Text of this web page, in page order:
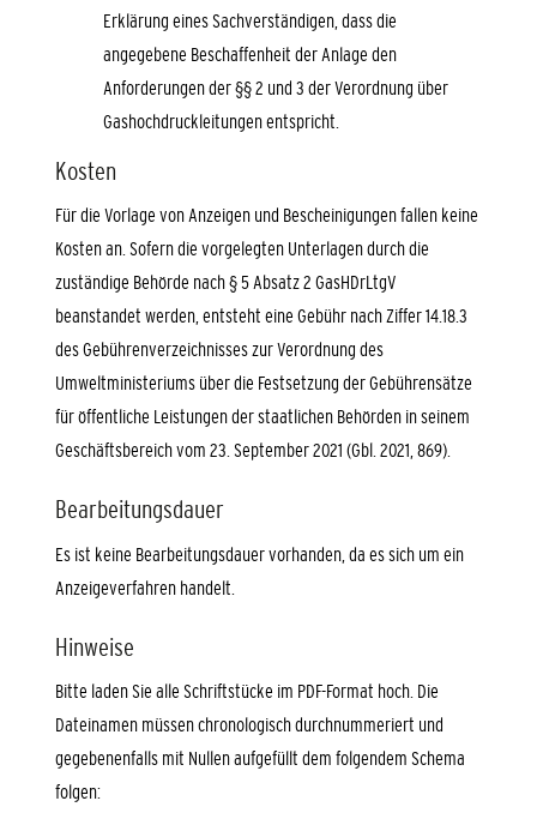
Erklärung eines Sachverständigen, dass die
angegebene Beschaffenheit der Anlage den
Anforderungen der §§ 2 und 3 der Verordnung über
Gashochdruckleitungen entspricht.
Kosten
Für die Vorlage von Anzeigen und Bescheinigungen fallen keine
Kosten an. Sofern die vorgelegten Unterlagen durch die
zuständige Behörde nach § 5 Absatz 2 GasHDrLtgV
beanstandet werden, entsteht eine Gebühr nach Ziffer 14.18.3
des Gebührenverzeichnisses zur Verordnung des
Umweltministeriums über die Festsetzung der Gebührensätze
für öffentliche Leistungen der staatlichen Behörden in seinem
Geschäftsbereich vom 23. September 2021 (Gbl. 2021, 869).
Bearbeitungsdauer
Es ist keine Bearbeitungsdauer vorhanden, da es sich um ein
Anzeigeverfahren handelt.
Hinweise
Bitte laden Sie alle Schriftstücke im PDF-Format hoch. Die
Dateinamen müssen chronologisch durchnummeriert und
gegebenenfalls mit Nullen aufgefüllt dem folgendem Schema
folgen: